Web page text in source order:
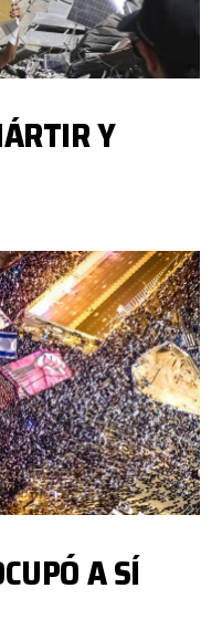
Y
A SÍ